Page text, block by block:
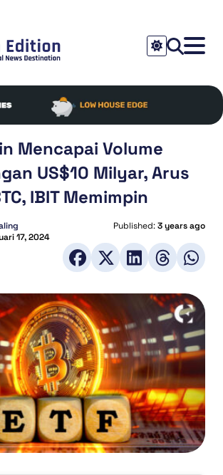
Mencapai Volume
US$10 Milyar, Arus
IBIT Memimpin
Published:3 years ago
17, 2024